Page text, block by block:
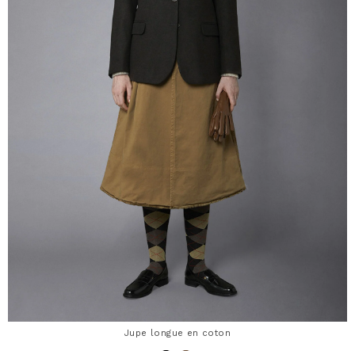
Jupe longue en coton